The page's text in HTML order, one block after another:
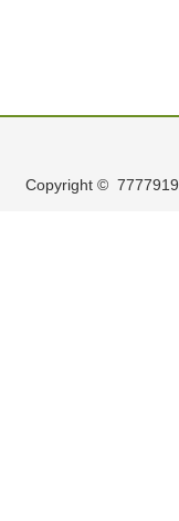
Copyright ©